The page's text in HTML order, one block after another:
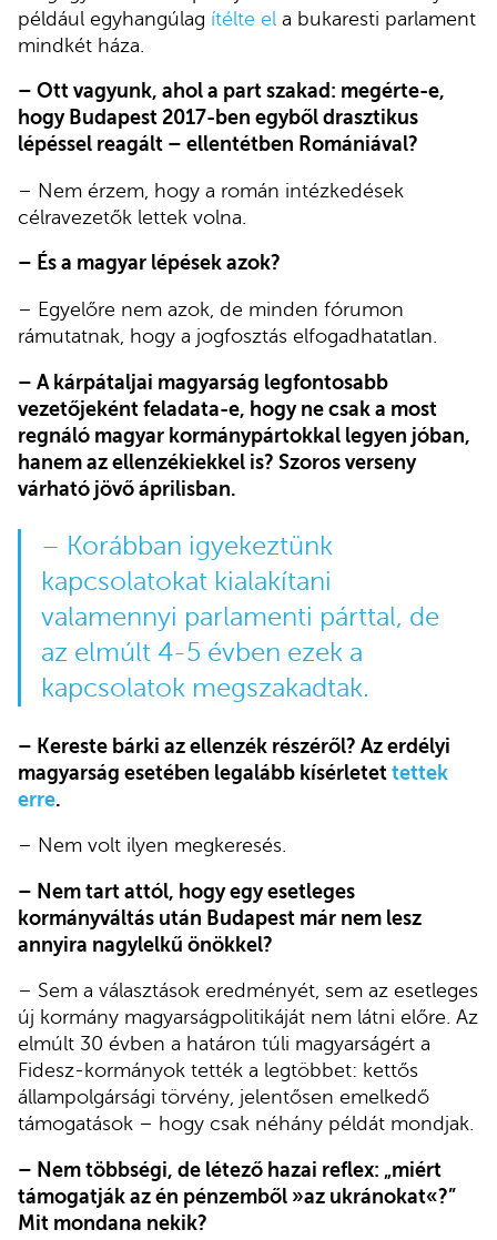
például egyhangúlag ítélte el a bukaresti parlament
mindkét háza.
– Ott vagyunk, ahol a part szakad: megérte-e,
hogy Budapest 2017-ben egyből drasztikus
lépéssel reagált – ellentétben Romániával?
– Nem érzem, hogy a román intézkedések
célravezetők lettek volna.
– És a magyar lépések azok?
– Egyelőre nem azok, de minden fórumon
rámutatnak, hogy a jogfosztás elfogadhatatlan.
– A kárpátaljai magyarság legfontosabb
vezetőjeként feladata-e, hogy ne csak a most
regnáló magyar kormánypártokkal legyen jóban,
hanem az ellenzékiekkel is? Szoros verseny
várható jövő áprilisban.
– Korábban igyekeztünk
kapcsolatokat kialakítani
valamennyi parlamenti párttal, de
az elmúlt 4-5 évben ezek a
kapcsolatok megszakadtak.
– Kereste bárki az ellenzék részéről? Az erdélyi
magyarság esetében legalább kísérletet tettek
erre.
– Nem volt ilyen megkeresés.
– Nem tart attól, hogy egy esetleges
kormányváltás után Budapest már nem lesz
annyira nagylelkű önökkel?
– Sem a választások eredményét, sem az esetleges
új kormány magyarságpolitikáját nem látni előre. Az
elmúlt 30 évben a határon túli magyarságért a
Fidesz-kormányok tették a legtöbbet: kettős
állampolgársági törvény, jelentősen emelkedő
támogatások – hogy csak néhány példát mondjak.
– Nem többségi, de létező hazai reflex: „miért
támogatják az én pénzemből »az ukránokat«?”
Mit mondana nekik?